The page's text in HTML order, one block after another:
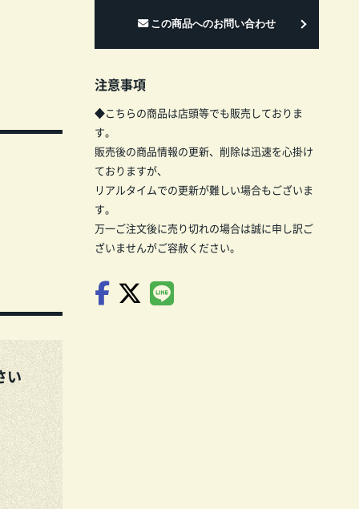
い
注意事項
◆こちらの商品は店頭等でも販売しておりま
す。
販売後の商品情報の更新、削除は迅速を心掛け
ておりますが、
リアルタイムでの更新が難しい場合もございま
す。
万一ご注文後に売り切れの場合は誠に申し訳ご
ざいませんがご容赦ください。